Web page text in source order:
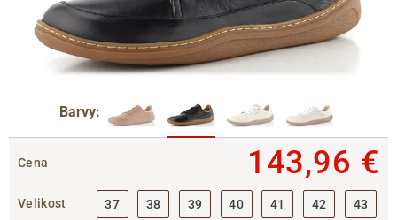
Barvy:
Cena 143,96 €
Velikost 37 38 39 40 41 42 43